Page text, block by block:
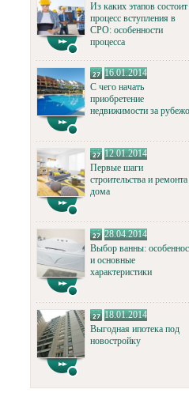
Из каких этапов состоит
процесс вступления в
СРО: особенности
процесса
16.01.2014
С чего начать
приобретение
недвижимости за
12.01.2014
Первые шаги
строительства и ремонта
дома
28.04.2014
Выбор ванны:
и основные
характеристики
18.01.2014
Выгодная ипотека под
новостройку